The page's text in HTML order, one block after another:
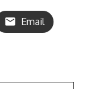
Email